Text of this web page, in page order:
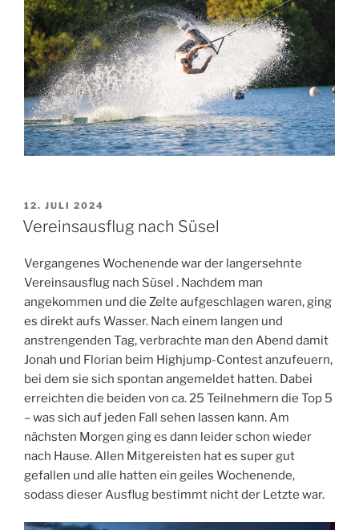
VERÖFFENTLICHT
AM
12. JULI 2024
Vereinsausflug nach Süsel
Vergangenes Wochenende war der langersehnte
Vereinsausflug nach Süsel . Nachdem man
angekommen und die Zelte aufgeschlagen waren, ging
es direkt aufs Wasser. Nach einem langen und
anstrengenden Tag, verbrachte man den Abend damit
Jonah und Florian beim Highjump-Contest anzufeuern,
bei dem sie sich spontan angemeldet hatten. Dabei
erreichten die beiden von ca. 25 Teilnehmern die Top 5
– was sich auf jeden Fall sehen lassen kann. Am
nächsten Morgen ging es dann leider schon wieder
nach Hause. Allen Mitgereisten hat es super gut
gefallen und alle hatten ein geiles Wochenende,
sodass dieser Ausflug bestimmt nicht der Letzte war.